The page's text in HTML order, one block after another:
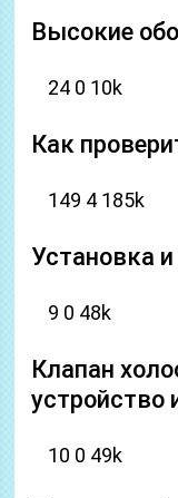
Высокие
24 0 10k
Как
149 4 185k
Установка
9 0 48k
Клапан
устройство
10 0 49k